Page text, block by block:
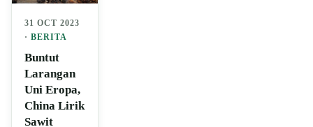
31 OCT 2023
· BERITA
Buntut
Larangan
Uni Eropa,
China Lirik
Sawit